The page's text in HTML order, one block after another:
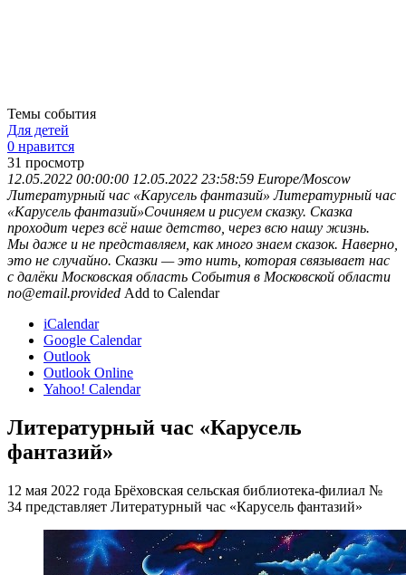
Темы события
Для детей
0 нравится
31 просмотр
12.05.2022 00:00:00 12.05.2022 23:58:59 Europe/Moscow
Литературный час «Карусель фантазий» Литературный час
«Карусель фантазий»Сочиняем и рисуем сказку. Сказка
проходит через всё наше детство, через всю нашу жизнь.
Мы даже и не представляем, как много знаем сказок. Наверно,
это не случайно. Сказки — это нить, которая связывает нас
с далёки Московская область События в Московской области
no@email.provided Add to Calendar
iCalendar
Google Calendar
Outlook
Outlook Online
Yahoo! Calendar
Литературный час «Карусель
фантазий»
12 мая 2022 года Брёховская сельская библиотека-филиал №
34 представляет Литературный час «Карусель фантазий»